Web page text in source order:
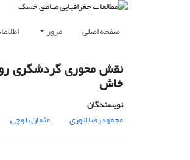
صفحه اصلی مرور
نقش محوری گردشگری
خاش
نویسندگان
محمودرضا انوری
عثمان بلوچی